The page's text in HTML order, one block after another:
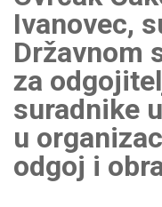
Ivanovec,
Državnom
za
suradnike
u
odgoj i